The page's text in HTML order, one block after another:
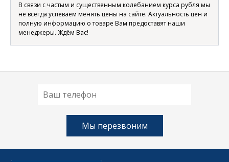
В связи с частым и существенным колебанием курса рубля мы
не всегда успеваем менять цены на сайте. Актуальность цен и
полную информацию о товаре Вам предоставят наши
менеджеры. Ждём Вас!